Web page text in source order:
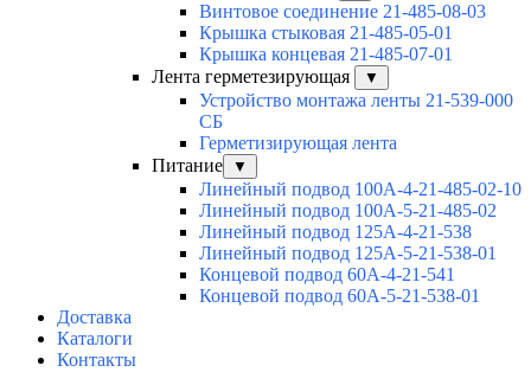
Винтовое соединение 21-485-08-03
Крышка стыковая 21-485-05-01
Крышка концевая 21-485-07-01
Лента герметезирующая
▼
Устройство монтажа ленты 21-539-000
СБ
Герметизирующая лента
Питание
▼
Линейный подвод 100А-4-21-485-02-10
Линейный подвод 100А-5-21-485-02
Линейный подвод 125А-4-21-538
Линейный подвод 125А-5-21-538-01
Концевой подвод 60А-4-21-541
Концевой подвод 60А-5-21-538-01
Доставка
Каталоги
Контакты